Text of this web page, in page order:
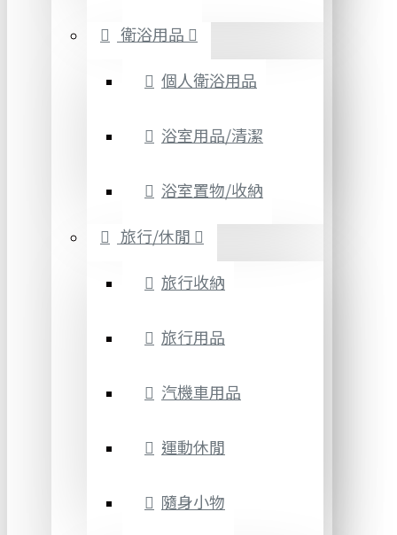
衛浴用品
個人衛浴用品
浴室用品/清潔
浴室置物/收納
旅行/休閒
旅行收納
旅行用品
汽機車用品
運動休閒
隨身小物